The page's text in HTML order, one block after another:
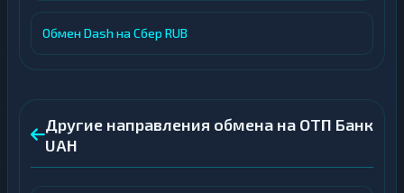
Обмен Dash на Сбер RUB
Другие направления обмена на ОТП Банк
UAH